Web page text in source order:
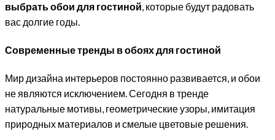
выбрать обои для гостиной, которые будут радовать
вас долгие годы.
Современные тренды в обоях для гостиной
Мир дизайна интерьеров постоянно развивается, и обои
не являются исключением. Сегодня в тренде
натуральные мотивы, геометрические узоры, имитация
природных материалов и смелые цветовые решения.